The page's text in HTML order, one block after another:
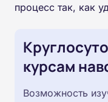
процесс так, как
курсам
Возможность